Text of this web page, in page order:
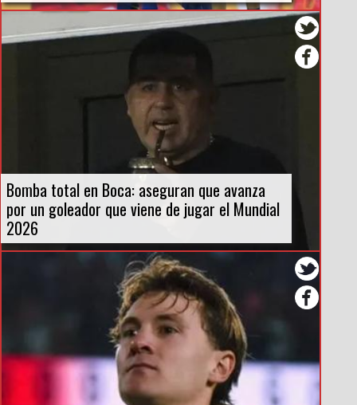
Bomba total en Boca: aseguran que avanza
por un goleador que viene de jugar el Mundial
2026